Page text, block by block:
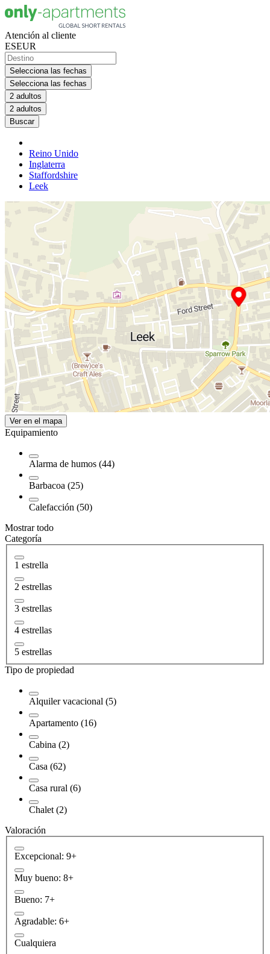
Atención al cliente
ESEUR
Selecciona las fechas
Selecciona las fechas
2 adultos
2 adultos
Buscar
Reino Unido
Inglaterra
Staffordshire
Leek
Ver en el mapa
Equipamiento
Alarma de humos (44)
Barbacoa (25)
Calefacción (50)
Mostrar todo
Categoría
1 estrella
2 estrellas
3 estrellas
4 estrellas
5 estrellas
Tipo de propiedad
Alquiler vacacional (5)
Apartamento (16)
Cabina (2)
Casa (62)
Casa rural (6)
Chalet (2)
Valoración
Excepcional: 9+
Muy bueno: 8+
Bueno: 7+
Agradable: 6+
Cualquiera